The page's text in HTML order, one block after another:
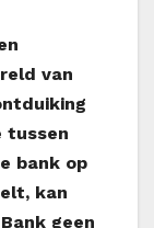
van
tussen
bank op
kan
geen